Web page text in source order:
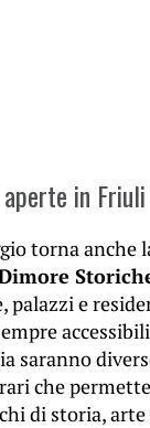
in Friuli
torna anche
palazzi e
saranno
che
di storia,